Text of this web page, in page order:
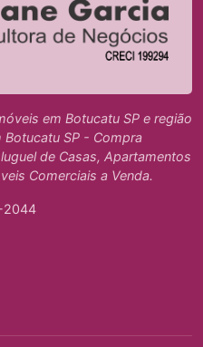
em Botucatu SP e região
Botucatu SP - Compra
de Casas, Apartamentos
Comerciais a Venda.
2044